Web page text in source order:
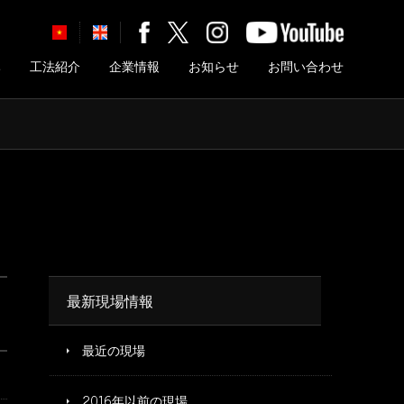
工法紹介 企業情報 お知らせ お問い合わせ
最新現場情報
最近の現場